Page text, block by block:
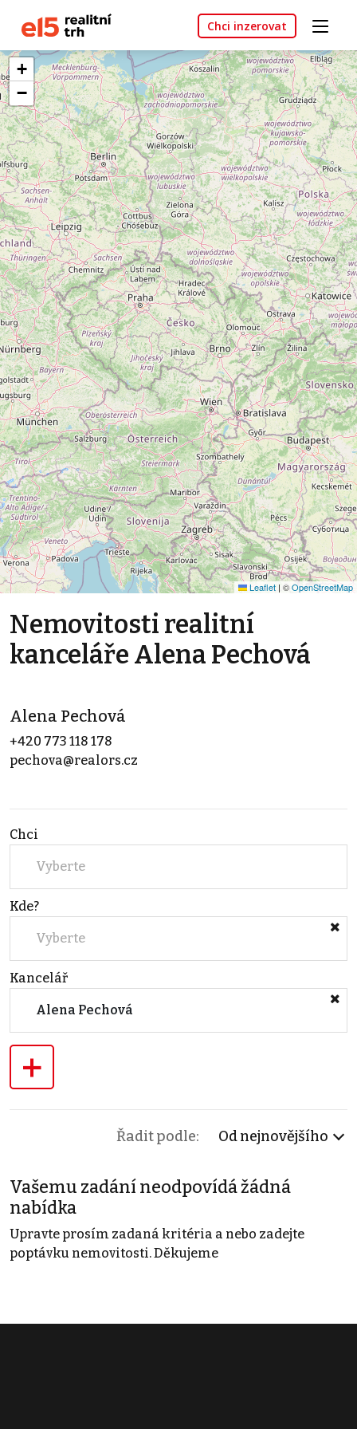
Chci inzerovat
+
−
Leaflet | ©OpenStreetMap
Nemovitosti realitní
kanceláře Alena Pechová
Alena Pechová
+420 773 118 178
pechova@realors.cz
Chci
Vyberte
Kde?
Vyberte
Kancelář
Alena Pechová
+
Řadit podle: Od nejnovějšího
Vašemu zadání neodpovídá žádná
nabídka
Upravte prosím zadaná kritéria a nebo zadejte
poptávku nemovitosti. Děkujeme